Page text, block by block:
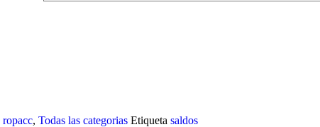
ropacc, Todas las categorias Etiqueta saldos